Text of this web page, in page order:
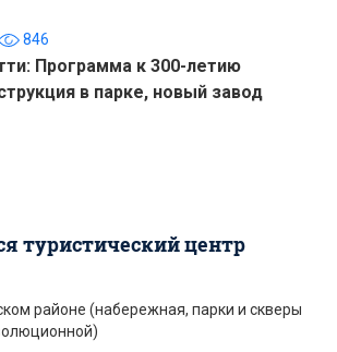
846
Программа к 300-летию
в парке, новый завод
туристический центр
районе (набережная, парки и скверы